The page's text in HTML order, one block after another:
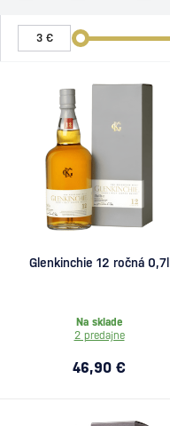
Glenkinchie 12 ročná 0,7l
Na sklade
2 predajne
46,90 €